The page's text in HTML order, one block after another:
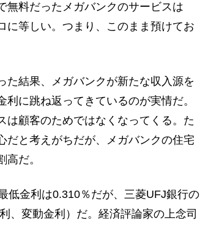
無料だったメガバンクのサービスは
に等しい。つまり、このまま預けてお
結果、メガバンクが新たな収入源を
に跳ね返ってきているのが実情だ。
は顧客のためではなくなってくる。た
だと考えがちだが、メガバンクの住宅
だ。
金利は0.310％だが、三菱UFJ銀行の
、変動金利）だ。経済評論家の上念司